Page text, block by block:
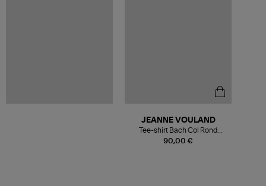
90,00 €
JEANNE VOULAND
Tee-shirt Bach Col Rond
Lyocell Blanc